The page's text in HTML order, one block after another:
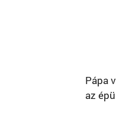
Pápa
az